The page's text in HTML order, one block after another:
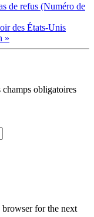
de refus (Numéro de
des États-Unis
»
champs obligatoires
browser for the next